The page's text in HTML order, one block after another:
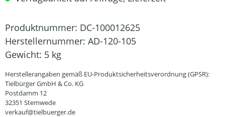
Produktnummer: DC-100012625
Herstellernummer: AD-120-105
Gewicht: 5 kg
Herstellerangaben gemäß EU-Produktsicherheitsverordnung (GPSR):
Tielbürger GmbH & Co. KG
Postdamm 12
32351 Stemwede
verkauf@tielbuerger.de